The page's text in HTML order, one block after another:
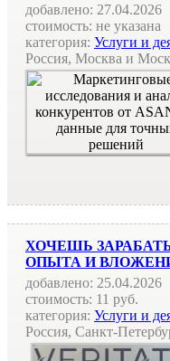
добавлено: 27.04.2026
стоимость: не указана
категория: Услуги и
Россия, Москва и
ХОЧЕШЬ
ОПЫТА И
добавлено: 25.04.2026
стоимость: 11 руб.
категория: Услуги и
Россия, Санкт-